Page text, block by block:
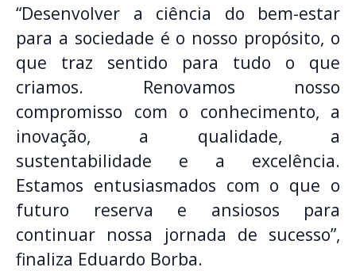
“Desenvolver a ciência do bem-estar
para a sociedade é o nosso propósito, o
que traz sentido para tudo o que
criamos. Renovamos nosso
compromisso com o conhecimento, a
inovação, a qualidade, a
sustentabilidade e a excelência.
Estamos entusiasmados com o que o
futuro reserva e ansiosos para
continuar nossa jornada de sucesso”,
finaliza Eduardo Borba.